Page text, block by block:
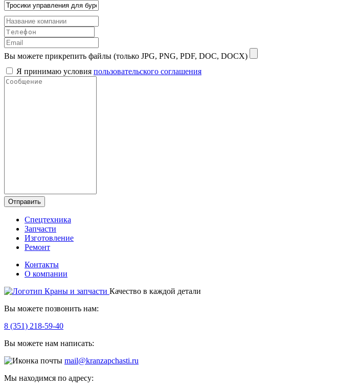
Вы можете прикрепить файлы (только JPG, PNG, PDF, DOC, DOCX)
Я принимаю условия пользовательского соглашения
Отправить
Спецтехника
Запчасти
Изготовление
Ремонт
Контакты
О компании
Качество в каждой детали
Вы можете позвонить нам:
8 (351) 218-59-40
Вы можете нам написать:
mail@kranzapchasti.ru
Мы находимся по адресу: